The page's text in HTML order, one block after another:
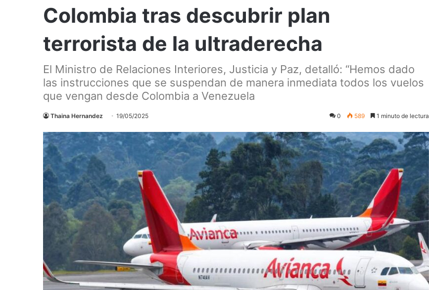
Colombia tras descubrir plan
terrorista de la ultraderecha
El Ministro de Relaciones Interiores, Justicia y Paz, detalló: “Hemos dado
las instrucciones que se suspendan de manera inmediata todos los vuelos
que vengan desde Colombia a Venezuela
Thaina Hernandez 19/05/2025 0 589 1 minuto de lectura